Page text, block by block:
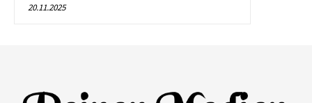
20.11.2025